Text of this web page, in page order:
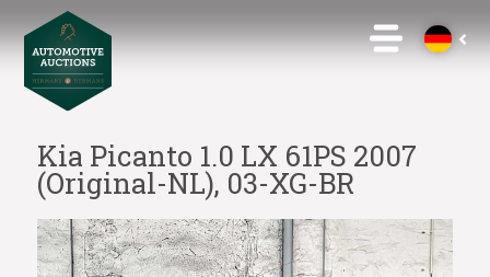
Kia Picanto 1.0 LX 61PS 2007
(Original-NL), 03-XG-BR